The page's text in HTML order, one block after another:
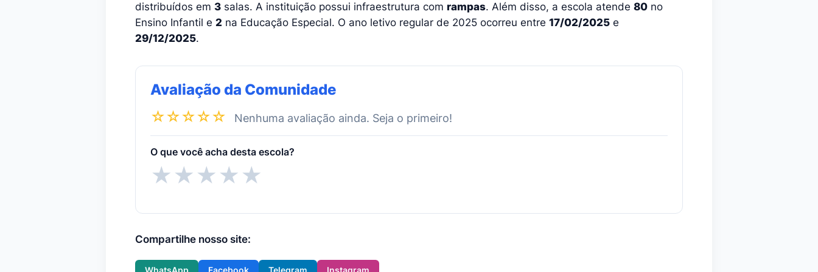
distribuídos em 3 salas. A instituição possui infraestrutura com rampas. Além disso, a escola atende 80 no
Ensino Infantil e 2 na Educação Especial. O ano letivo regular de 2025 ocorreu entre 17/02/2025 e
29/12/2025.
Avaliação da Comunidade
☆☆☆☆☆
Nenhuma avaliação ainda. Seja o primeiro!
O que você acha desta escola?
★★★★★
Compartilhe nosso site: